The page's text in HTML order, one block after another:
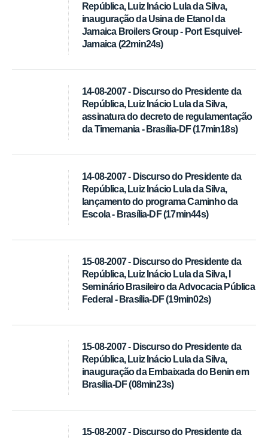
República, Luiz Inácio Lula da Silva,
inauguração da Usina de Etanol da
Jamaica Broilers Group - Port Esquivel-
Jamaica (22min24s)
14-08-2007 - Discurso do Presidente da
República, Luiz Inácio Lula da Silva,
assinatura do decreto de regulamentação
da Timemania - Brasília-DF (17min18s)
14-08-2007 - Discurso do Presidente da
República, Luiz Inácio Lula da Silva,
lançamento do programa Caminho da
Escola - Brasília-DF (17min44s)
15-08-2007 - Discurso do Presidente da
República, Luiz Inácio Lula da Silva, I
Seminário Brasileiro da Advocacia Pública
Federal - Brasília-DF (19min02s)
15-08-2007 - Discurso do Presidente da
República, Luiz Inácio Lula da Silva,
inauguração da Embaixada do Benin em
Brasília-DF (08min23s)
15-08-2007 - Discurso do Presidente da